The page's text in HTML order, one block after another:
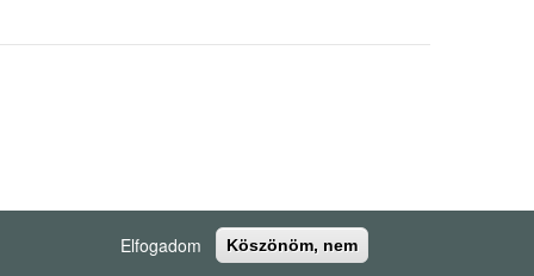
Elfogadom Köszönöm, nem